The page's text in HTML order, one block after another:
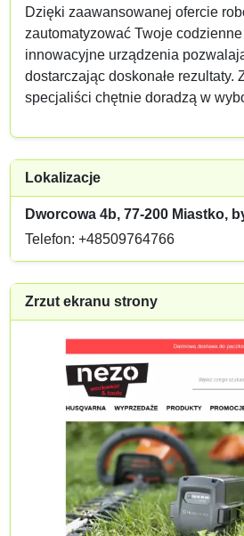
Dzięki zaawansowanej ofercie
zautomatyzować Twoje
innowacyjne urządzenia
dostarczając doskonałe
specjaliści chętnie doradzą w
Lokalizacje
Dworcowa 4b, 77-200 Miastko,
Telefon: +48509764766
Zrzut ekranu strony